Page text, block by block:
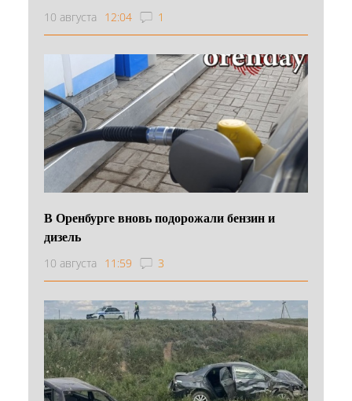
10 августа 12:04 1
В Оренбурге вновь подорожали бензин и
дизель
10 августа 11:59 3